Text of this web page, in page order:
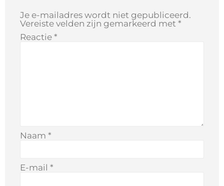
Je e-mailadres wordt niet gepubliceerd.
Vereiste velden zijn gemarkeerd met *
Reactie *
Naam *
E-mail *